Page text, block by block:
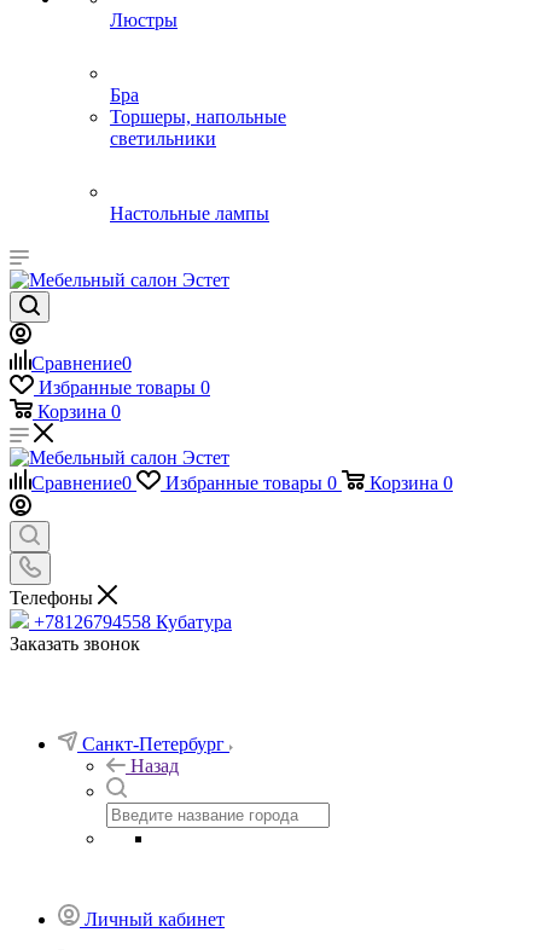
Люстры
Бра
Торшеры, напольные
светильники
Настольные лампы
Сравнение0
Избранные товары 0
Корзина 0
Сравнение0 Избранные товары 0 Корзина 0
Телефоны
+78126794558 Кубатура
Заказать звонок
Санкт-Петербург
Назад
Личный кабинет